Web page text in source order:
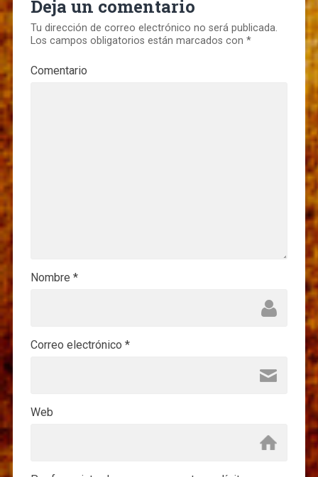
Deja un comentario
Tu dirección de correo electrónico no será publicada.
Los campos obligatorios están marcados con *
Comentario
Nombre *
Correo electrónico *
Web